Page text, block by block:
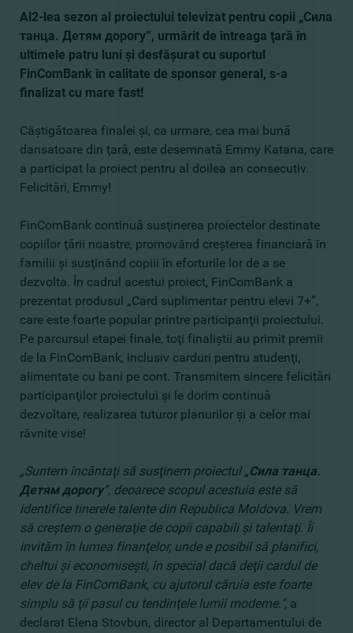
Al2-lea sezon al proiectului televizat pentru copii „Сила
танца. Детям дорогу”, urmărit de întreaga ţară în
ultimele patru luni şi desfăşurat cu suportul
FinComBank în calitate de sponsor general, s-a
finalizat cu mare fast!
Câştigătoarea finalei şi, ca urmare, cea mai bună
dansatoare din ţară, este desemnată Emmy Katana, care
a participat la proiect pentru al doilea an consecutiv.
Felicitări, Emmy!
FinComBank continuă susţinerea proiectelor destinate
copiilor ţării noastre, promovând creşterea financiară în
familii şi susţinând copiii în eforturile lor de a se
dezvolta. În cadrul acestui proiect, FinComBank a
prezentat produsul „Card suplimentar pentru elevi 7+”,
care este foarte popular printre participanţii proiectului.
Pe parcursul etapei finale, toţi finaliştii au primit premii
de la FinComBank, inclusiv carduri pentru studenţi,
alimentate cu bani pe cont. Transmitem sincere felicitări
participanţilor proiectului şi le dorim continuă
dezvoltare, realizarea tuturor planurilor şi a celor mai
râvnite vise!
„Suntem încântaţi să susţinem proiectul „Сила танца.
Детям дорогу”, deoarece scopul acestuia este să
identifice tinerele talente din Republica Moldova. Vrem
să creştem o generaţie de copii capabili şi talentaţi. Îi
invităm în lumea finanţelor, unde e posibil să planifici,
cheltui şi economiseşti, în special dacă deţii cardul de
elev de la FinComBank, cu ajutorul căruia este foarte
simplu să ţii pasul cu tendinţele lumii moderne.", a
declarat Elena Stovbun, director al Departamentului de